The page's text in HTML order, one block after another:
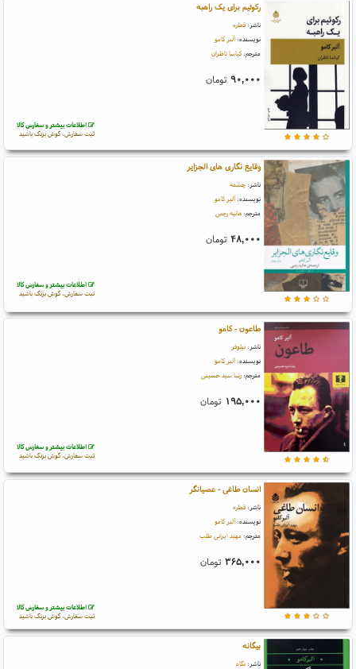
رکوئیم برای یک راهبه
ناشر: قطره
نویسنده: آلبر کامو
مترجم: کیاسا ناظران
۹۰,۰۰۰ تومان
اطلاعات بیشتر و سفارش کالا
ثبت سفارش، گوش بزنگ باشید
وقایع نگاری های الجزایر
ناشر: چشمه
نویسنده: آلبر کامو
مترجم: هانیه رجبی
۴۸,۰۰۰ تومان
اطلاعات بیشتر و سفارش کالا
ثبت سفارش، گوش بزنگ باشید
طاعون - کامو
ناشر: نیلوفر
نویسنده: آلبر کامو
مترجم: رضا سید حسینی
۱۹۵,۰۰۰ تومان
اطلاعات بیشتر و سفارش کالا
ثبت سفارش، گوش بزنگ باشید
انسان طاغی - عصیانگر
ناشر: قطره
نویسنده: آلبر کامو
مترجم: مهبد ایرانی طلب
۳۶۵,۰۰۰ تومان
اطلاعات بیشتر و سفارش کالا
ثبت سفارش، گوش بزنگ باشید
بیگانه
ناشر: نگاه